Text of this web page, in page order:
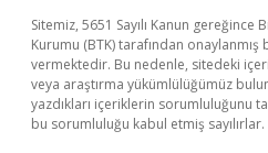
Sitemiz, 5651 Sayılı Kanun
Kurumu (BTK) tarafından onaylanmış
vermektedir. Bu nedenle, sitedeki
veya araştırma yükümlülüğümüz
yazdıkları içeriklerin sorumluluğunu
bu sorumluluğu kabul etmiş sayılırlar.